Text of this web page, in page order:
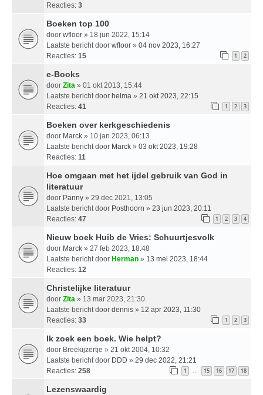
Reacties: 3
Boeken top 100
door wfloor » 18 jun 2022, 15:14
Laatste bericht door wfloor » 04 nov 2023, 16:27
Reacties: 15 1 2
e-Books
door Zita » 01 okt 2013, 15:44
Laatste bericht door helma » 21 okt 2023, 22:15
Reacties: 41 1 2 3
Boeken over kerkgeschiedenis
door Marck » 10 jan 2023, 06:13
Laatste bericht door Marck » 03 okt 2023, 19:28
Reacties: 11
Hoe omgaan met het ijdel gebruik van God in
literatuur
door Panny » 29 dec 2021, 13:05
Laatste bericht door Posthoorn » 23 jun 2023, 20:11
Reacties: 47 1 2 3 4
Nieuw boek Huib de Vries: Schuurtjesvolk
door Marck » 27 feb 2023, 18:48
Laatste bericht door Herman » 13 mei 2023, 18:44
Reacties: 12
Christelijke literatuur
door Zita » 13 mar 2023, 21:30
Laatste bericht door dennis » 12 apr 2023, 11:30
Reacties: 33 1 2 3
Ik zoek een boek. Wie helpt?
door Breekijzertje » 21 okt 2004, 10:32
Laatste bericht door DDD » 29 dec 2022, 21:21
Reacties: 258 1 … 15 16 17 18
Lezenswaardig